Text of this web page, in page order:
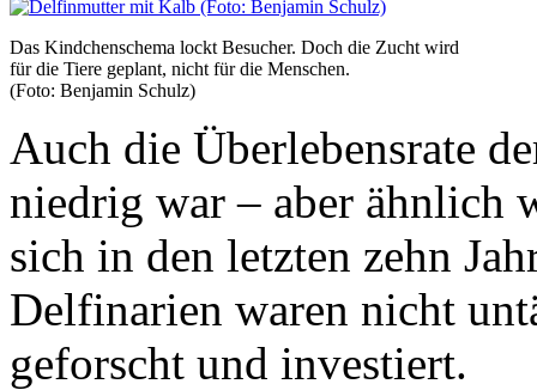
Das Kindchenschema lockt Besucher. Doch die Zucht wird
für die Tiere geplant, nicht für die Menschen.
(Foto: Benjamin Schulz)
Auch die Überlebensrate
niedrig war – aber ähnlich
sich in den letzten zehn
Delfinarien waren nicht
geforscht und investiert.